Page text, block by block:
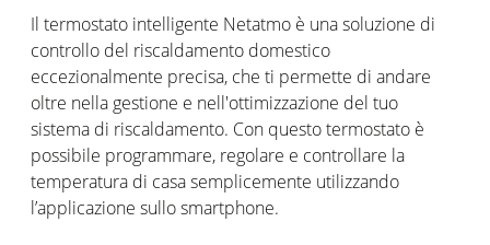
Il termostato intelligente Netatmo è una soluzione di
controllo del riscaldamento domestico
eccezionalmente precisa, che ti permette di andare
oltre nella gestione e nell'ottimizzazione del tuo
sistema di riscaldamento. Con questo termostato è
possibile programmare, regolare e controllare la
temperatura di casa semplicemente utilizzando
l’applicazione sullo smartphone.